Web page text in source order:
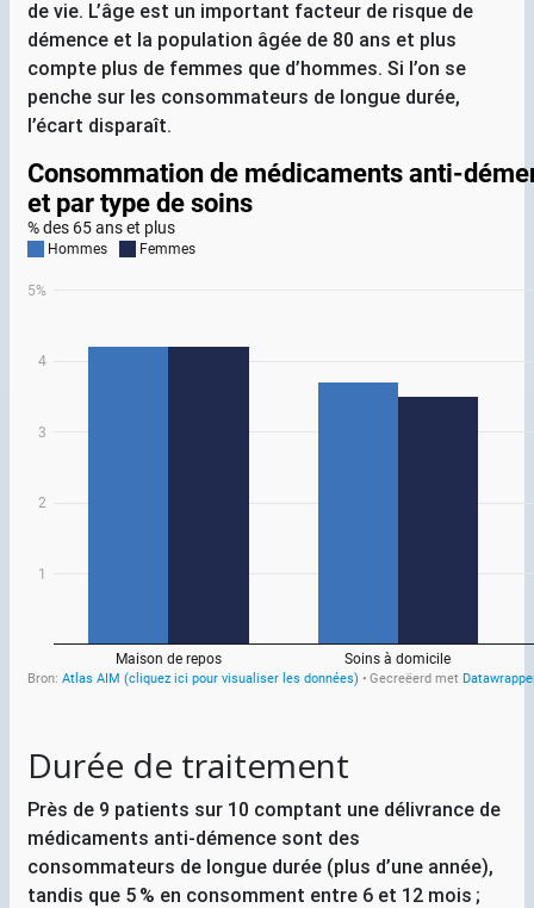
de vie. L’âge est un important facteur de risque de
démence et la population âgée de 80 ans et plus
compte plus de femmes que d’hommes. Si l’on se
penche sur les consommateurs de longue durée,
l’écart disparaît.
Durée de traitement
Près de 9 patients sur 10 comptant une délivrance de
médicaments anti-démence sont des
consommateurs de longue durée (plus d’une année),
tandis que 5 % en consomment entre 6 et 12 mois ;